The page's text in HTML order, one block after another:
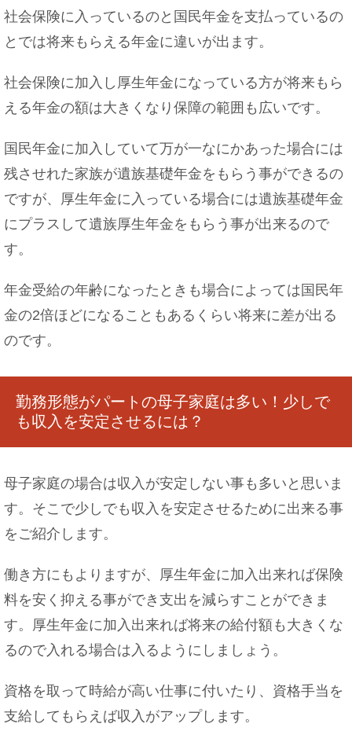
社会保険に入っているのと国民年金を支払っているの
とでは将来もらえる年金に違いが出ます。
社会保険に加入し厚生年金になっている方が将来もら
える年金の額は大きくなり保障の範囲も広いです。
国民年金に加入していて万が一なにかあった場合には
残させれた家族が遺族基礎年金をもらう事ができるの
ですが、厚生年金に入っている場合には遺族基礎年金
にプラスして遺族厚生年金をもらう事が出来るので
す。
年金受給の年齢になったときも場合によっては国民年
金の2倍ほどになることもあるくらい将来に差が出る
のです。
勤務形態がパートの母子家庭は多い！少しで
も収入を安定させるには？
母子家庭の場合は収入が安定しない事も多いと思いま
す。そこで少しでも収入を安定させるために出来る事
をご紹介します。
働き方にもよりますが、厚生年金に加入出来れば保険
料を安く抑える事ができ支出を減らすことができま
す。厚生年金に加入出来れば将来の給付額も大きくな
るので入れる場合は入るようにしましょう。
資格を取って時給が高い仕事に付いたり、資格手当を
支給してもらえば収入がアップします。